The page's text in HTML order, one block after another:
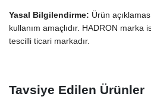
Yasal Bilgilendirme: Ürün
kullanım amaçlıdır. HADRON marka
tescilli ticari markadır.
Tavsiye Edilen Ürünler